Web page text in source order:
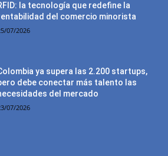
la tecnología que redefine la
del comercio minorista
07/2026
ya supera las 2.200 startups,
debe conectar más talento las
del mercado
07/2026